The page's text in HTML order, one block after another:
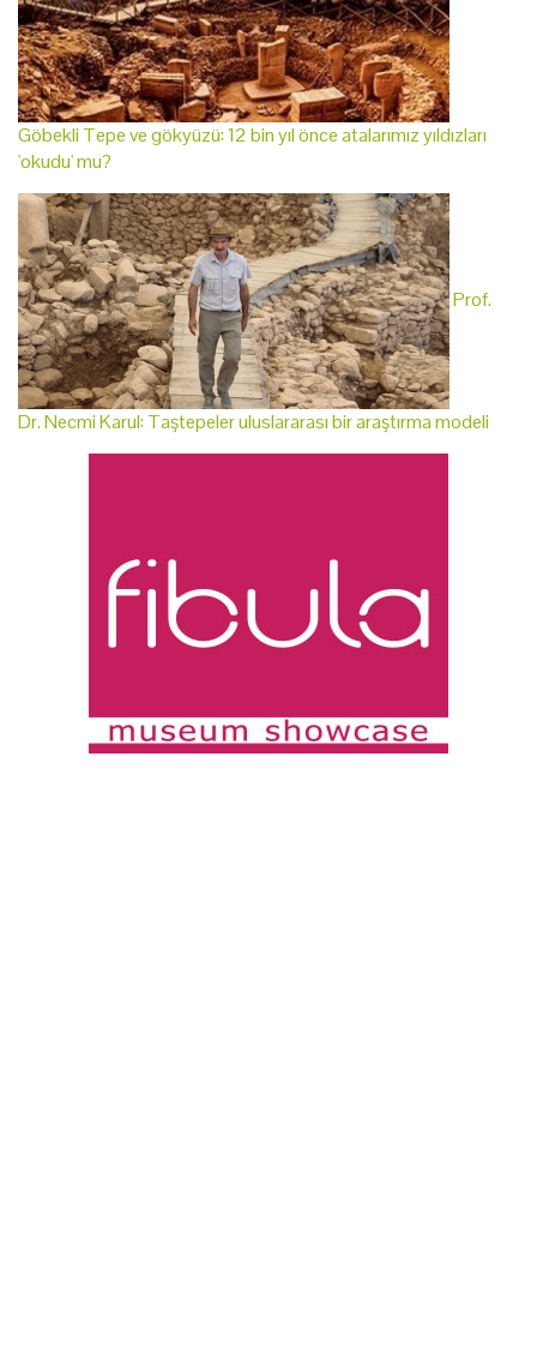
Göbekli Tepe ve gökyüzü: 12 bin yıl önce atalarımız yıldızları
'okudu' mu?
Prof.
Dr. Necmi Karul: Taştepeler uluslararası bir araştırma modeli